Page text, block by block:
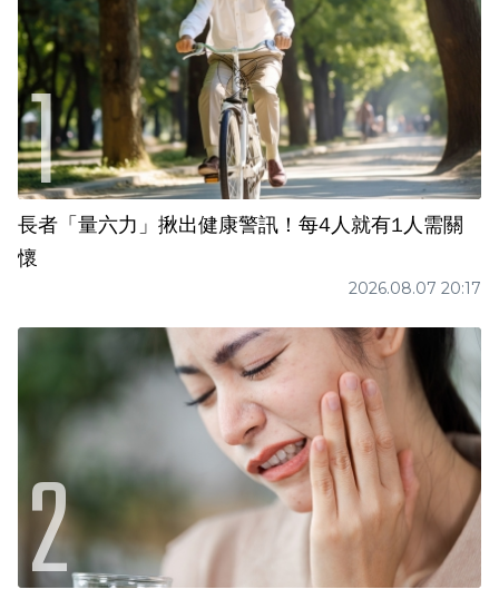
長者「量六力」揪出健康警訊！每4人就有1人需關
懷
2026.08.07 20:17